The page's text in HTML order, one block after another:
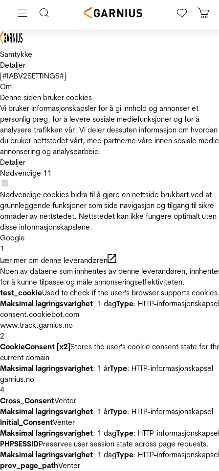
Samtykke
Detaljer
[#IABV2SETTINGS#]
Om
Denne siden bruker cookies
Vi bruker informasjonskapsler for å gi innhold og annonser et
personlig preg, for å levere sosiale mediefunksjoner og for å
analysere trafikken vår. Vi deler dessuten informasjon om hvordan
du bruker nettstedet vårt, med partnerne våre innen sosiale
annonsering og analysearbeid.
Detaljer
Nødvendige 11
Nødvendige cookies bidra til å gjøre en nettside brukbart ved at
grunnleggende funksjoner som side navigasjon og tilgang til sikre
områder av nettstedet. Nettstedet kan ikke fungere optimalt uten
disse informasjonskapslene.
Google
1
Lær mer om denne leverandøren
Noen av dataene som innhentes av denne leverandøren,
for å kunne tilpasse og måle annonseringseffektiviteten.
test_cookieUsed to check if the user's browser supports
Maksimal lagringsvarighet: 1 dagType: HTTP-informasjonskapsel
consent.cookiebot.com
www.track.garnius.no
2
CookieConsent [x2]Stores the user's cookie consent state for
current domain
Maksimal lagringsvarighet: 1 årType: HTTP-informasjonskapsel
garnius.no
4
Cross_ConsentVenter
Maksimal lagringsvarighet: 1 årType: HTTP-informasjonskapsel
Initial_ConsentVenter
Maksimal lagringsvarighet: 1 dagType: HTTP-informasjonskapsel
PHPSESSIDPreserves user session state across page requests.
Maksimal lagringsvarighet: 1 dagType: HTTP-informasjonskapsel
prev_page_pathVenter